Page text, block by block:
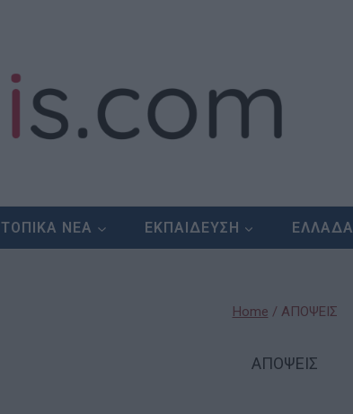
ΤΟΠΙΚΑ ΝΕΑ ΕΚΠΑΙΔΕΥΣΗ ΕΛΛΑΔΑ
Home / ΑΠΟΨΕΙΣ
ΑΠΟΨΕΙΣ